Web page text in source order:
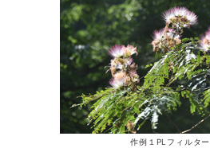
作例１PLフィルター